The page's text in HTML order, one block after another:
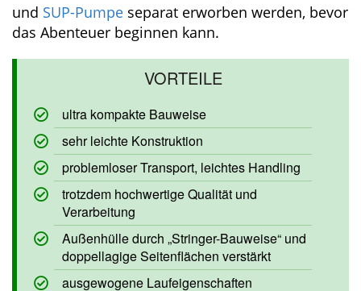
Wie bei Itiwit SUP Boards üblich, müssen
PaddelundSUP-Pumpeseparat erworben
ultra kompakte Bauweise
sehr leichte Konstruktion
problemloser Transport, leichtes Handling
trotzdem hochwertige Qualität und
Verarbeitung
Außenhülle durch „Stringer-Bauweise“
und doppellagige Seitenflächen verstärkt